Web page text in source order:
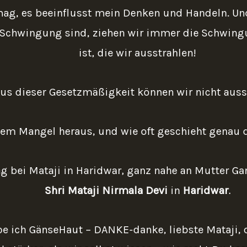
es beeinflusst mein Denken und Handeln.
sind, ziehen wir immer die
ist, die wir ausstrahlen!
dieser Gesetzmäßigkeit können wir nicht
Mangel heraus, und wie oft geschieht genau
bei Mataji in Haridwar, ganz nahe an Mutter
Shri Mataji Nirmala Devi in Haridwar.
ich GänseHaut – DANKE-danke, liebste